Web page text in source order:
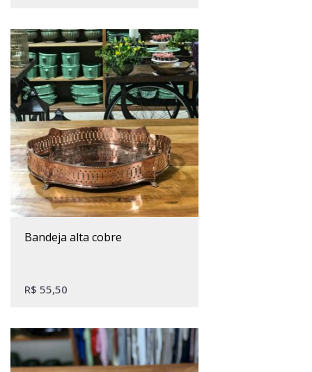
bandeja alta cobre
R$ 55,50